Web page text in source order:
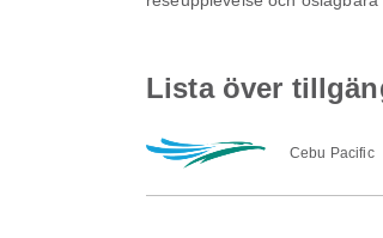
Lista över
Cebu Pacific